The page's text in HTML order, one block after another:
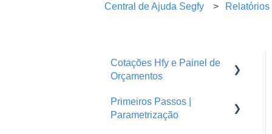
Central de Ajuda Segfy Relatórios
Cotações Hfy e Painel de
Orçamentos
Orçamentos
Primeiros Passos |
Parametrização